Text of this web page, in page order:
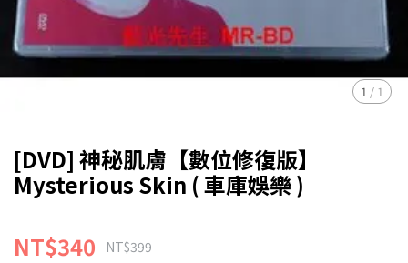
1 / 1
[DVD] 神秘肌膚【數位修復版】
Mysterious Skin ( 車庫娛樂 )
NT$340 NT$399